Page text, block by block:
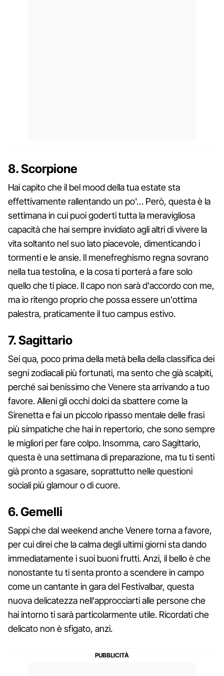
8. Scorpione
Hai capito che il bel mood della tua estate sta
effettivamente rallentando un po'… Però, questa è la
settimana in cui puoi goderti tutta la meravigliosa
capacità che hai sempre invidiato agli altri di vivere la
vita soltanto nel suo lato piacevole, dimenticando i
tormenti e le ansie. Il menefreghismo regna sovrano
nella tua testolina, e la cosa ti porterà a fare solo
quello che ti piace. Il capo non sarà d'accordo con me,
ma io ritengo proprio che possa essere un'ottima
palestra, praticamente il tuo campus estivo.
7. Sagittario
Sei qua, poco prima della metà bella della classifica dei
segni zodiacali più fortunati, ma sento che già scalpiti,
perché sai benissimo che Venere sta arrivando a tuo
favore. Alleni gli occhi dolci da sbattere come la
Sirenetta e fai un piccolo ripasso mentale delle frasi
più simpatiche che hai in repertorio, che sono sempre
le migliori per fare colpo. Insomma, caro Sagittario,
questa è una settimana di preparazione, ma tu ti senti
già pronto a sgasare, soprattutto nelle questioni
sociali più glamour o di cuore.
6. Gemelli
Sappi che dal weekend anche Venere torna a favore,
per cui direi che la calma degli ultimi giorni sta dando
immediatamente i suoi buoni frutti. Anzi, il bello è che
nonostante tu ti senta pronto a scendere in campo
come un cantante in gara del Festivalbar, questa
nuova delicatezza nell'approcciarti alle persone che
hai intorno ti sarà particolarmente utile. Ricordati che
delicato non è sfigato, anzi.